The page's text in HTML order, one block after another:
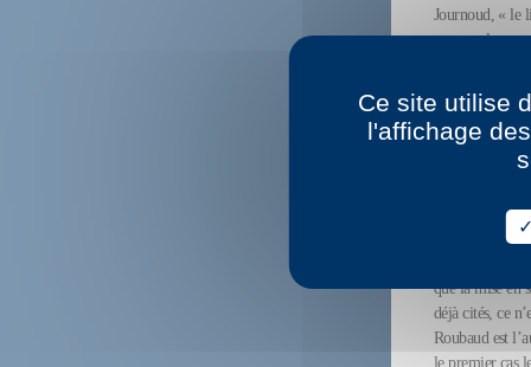
Journoud, « le
manque la
télévision,
Le problème
cette mise à
Sur scène, ce
que la mise en
déjà cités, ce
Roubaud est
le premier cas
Ce site utilise
l'affichage